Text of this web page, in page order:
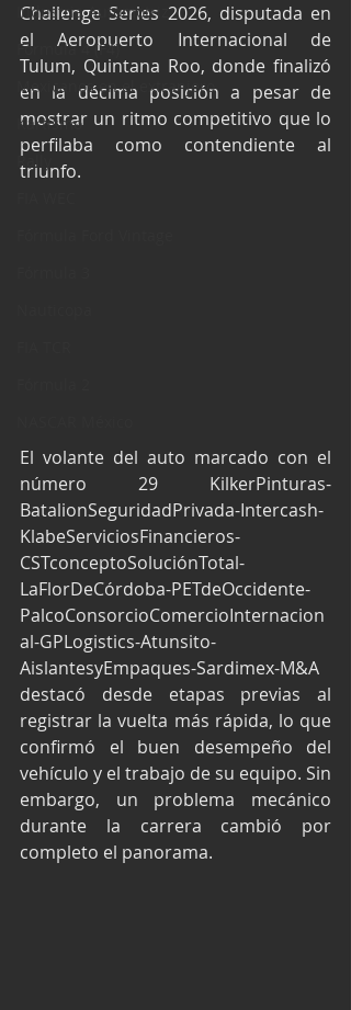
Industria Automotriz
Fórmula 4 (F4)
Mexicanos en el extranjero
Kartismo
Rally
Challenge Series 2026, disputada en
el Aeropuerto Internacional de
Tulum, Quintana Roo, donde finalizó
en la décima posición a pesar de
mostrar un ritmo competitivo que lo
perfilaba como contendiente al
triunfo.
El volante del auto marcado con el
número 29 KilkerPinturas-
BatalionSeguridadPrivada-Intercash-
KlabeServiciosFinancieros-
CSTconceptoSoluciónTotal-
LaFlorDeCórdoba-PETdeOccidente-
PalcoConsorcioComercioInternacion
al-GPLogistics-Atunsito-
AislantesyEmpaques-Sardimex-M&A
destacó desde etapas previas al
registrar la vuelta más rápida, lo que
confirmó el buen desempeño del
vehículo y el trabajo de su equipo. Sin
embargo, un problema mecánico
durante la carrera cambió por
completo el panorama.